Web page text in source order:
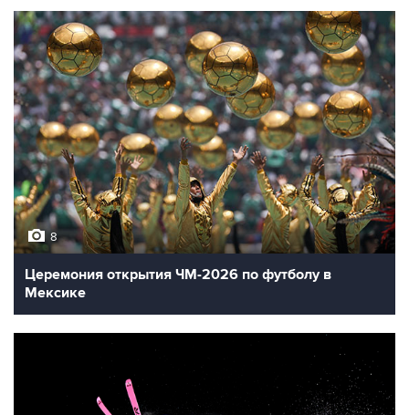
8
Церемония открытия ЧМ-2026 по футболу в
Мексике